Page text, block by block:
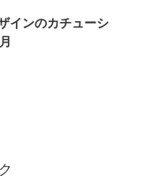
インのカチューシ